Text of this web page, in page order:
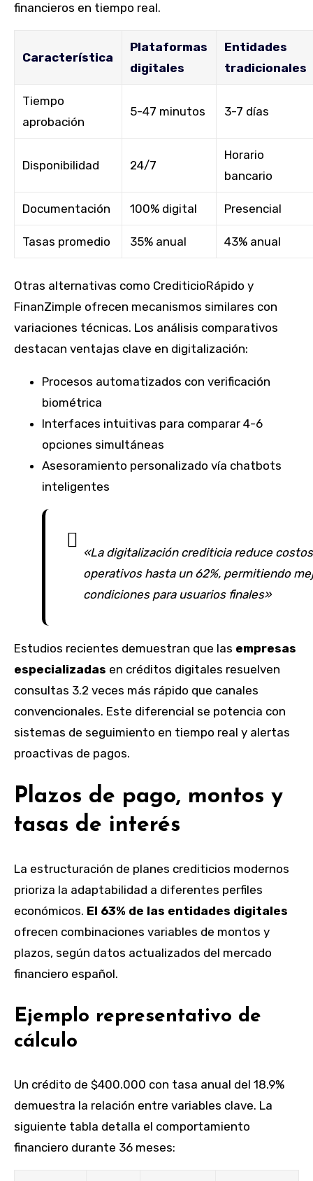
financieros en tiempo real.
Característica
Plataformas
digitales
Entidades
tradicionales
Tiempo
aprobación
5-47 minutos 3-7 días
Disponibilidad 24/7
Horario
bancario
Documentación 100% digital Presencial
Tasas promedio 35% anual 43% anual
Otras alternativas como CrediticioRápido y
FinanZimple ofrecen mecanismos similares con
variaciones técnicas. Los análisis comparativos
destacan ventajas clave en digitalización:
Procesos automatizados con verificación
biométrica
Interfaces intuitivas para comparar 4-6
opciones simultáneas
Asesoramiento personalizado vía chatbots
inteligentes
«La digitalización crediticia reduce costos
operativos hasta un 62%, permitiendo
condiciones para usuarios finales»
Estudios recientes demuestran que las empresas
especializadas en créditos digitales resuelven
consultas 3.2 veces más rápido que canales
convencionales. Este diferencial se potencia con
sistemas de seguimiento en tiempo real y alertas
proactivas de pagos.
Plazos de pago, montos y
tasas de interés
La estructuración de planes crediticios modernos
prioriza la adaptabilidad a diferentes perfiles
económicos. El 63% de las entidades digitales
ofrecen combinaciones variables de montos y
plazos, según datos actualizados del mercado
financiero español.
Ejemplo representativo de
cálculo
Un crédito de $400.000 con tasa anual del 18.9%
demuestra la relación entre variables clave. La
siguiente tabla detalla el comportamiento
financiero durante 36 meses: